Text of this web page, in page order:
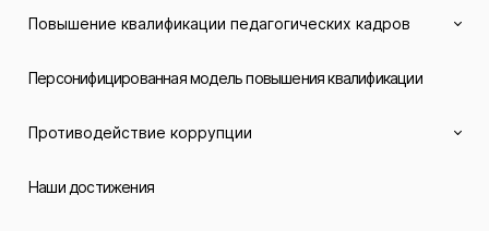
Повышение квалификации педагогических кадров
Персонифицированная модель повышения квалификации
Противодействие коррупции
Наши достижения